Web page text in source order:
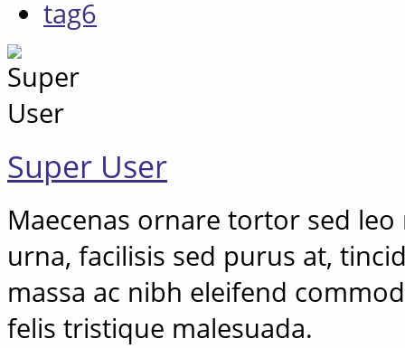
tag6
Super User
Maecenas ornare tortor sed
urna, facilisis sed purus at,
massa ac nibh eleifend
felis tristique malesuada.